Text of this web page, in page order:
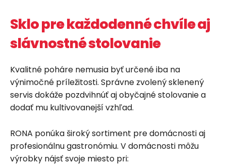
Sklo pre každodenné chvíle aj
slávnostné stolovanie
Kvalitné poháre nemusia byť určené iba na
výnimočné príležitosti. Správne zvolený sklenený
servis dokáže pozdvihnúť aj obyčajné stolovanie a
dodať mu kultivovanejší vzhľad.
RONA ponúka široký sortiment pre domácnosti aj
profesionálnu gastronómiu. V domácnosti môžu
výrobky nájsť svoje miesto pri: